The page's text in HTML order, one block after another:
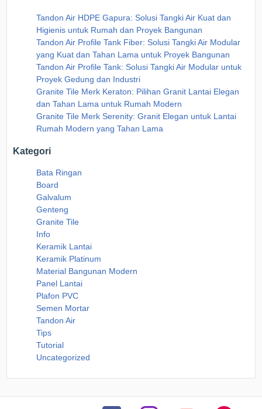
Tandon Air HDPE Gapura: Solusi Tangki Air Kuat dan
Higienis untuk Rumah dan Proyek Bangunan
Tandon Air Profile Tank Fiber: Solusi Tangki Air Modular
yang Kuat dan Tahan Lama untuk Proyek Bangunan
Tandon Air Profile Tank: Solusi Tangki Air Modular untuk
Proyek Gedung dan Industri
Granite Tile Merk Keraton: Pilihan Granit Lantai Elegan
dan Tahan Lama untuk Rumah Modern
Granite Tile Merk Serenity: Granit Elegan untuk Lantai
Rumah Modern yang Tahan Lama
Kategori
Bata Ringan
Board
Galvalum
Genteng
Granite Tile
Info
Keramik Lantai
Keramik Platinum
Material Bangunan Modern
Panel Lantai
Plafon PVC
Semen Mortar
Tandon Air
Tips
Tutorial
Uncategorized